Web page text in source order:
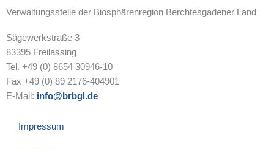
Verwaltungsstelle der Biosphärenregion Berchtesgadener Land
Sägewerkstraße 3
83395 Freilassing
Tel. +49 (0) 8654 30946-10
Fax +49 (0) 89 2176-404901
E-Mail: info@brbgl.de
Impressum